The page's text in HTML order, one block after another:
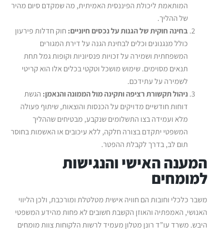
המותאמת ליכולת הפיננסית האמיתית, מה שמקדם סיום מהיר
של ההליך.
בחינה חוקית של הגנות על נכסים חיוניים:חוק חדלות פירעון
כולל מנגנונים וכלים לבחינת הגנה על דירת המגורים
המשפחתית ושמירה על זכויות פנסיוניות וקופות גמל תחת
תנאים מסוימים. שימוש מושכל וטקטי בכלים אלו הוא קריטי
לשמירה על עתידכם.
ניהול תקשורת רציפה ותקינה מול הממונה והנאמן:הגשת
דוחות חודשיים מדויקים על הכנסות והוצאות, שיתוף פעולה
מלא ועמידה בצו התשלומים שנקבע, מבטיחים שההליך
המשפטי יתקדם בצורה חלקה, ללא עיכובים או האשמות בחוסר
תום לב, בדרך לקבלת ההפטר.
המענה האישי והנגישות
למומחים
משבר כלכלי וחובות הם חוויה אישית מטלטלת ומורכבת, ולכן הליווי
האנושי, האמפתיה והאוזן הקשבת חשובים לא פחות מהידע המשפטי
היבש. משרד עו”ד רונן מטלון מעמיד לרשות הלקוחות צוות מומחים